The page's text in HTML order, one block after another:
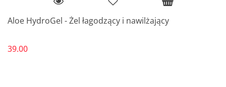
Aloe HydroGel - Żel łagodzący i nawilżający
39.00